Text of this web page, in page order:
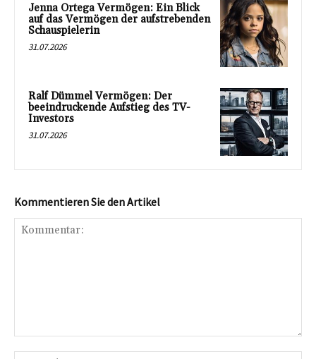
Jenna Ortega Vermögen: Ein Blick
auf das Vermögen der aufstrebenden
Schauspielerin
31.07.2026
Ralf Dümmel Vermögen: Der
beeindruckende Aufstieg des TV-
Investors
31.07.2026
Kommentieren Sie den Artikel